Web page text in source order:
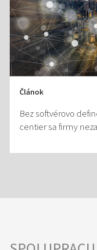
Článok
Bez softvérovo
centier sa firmy